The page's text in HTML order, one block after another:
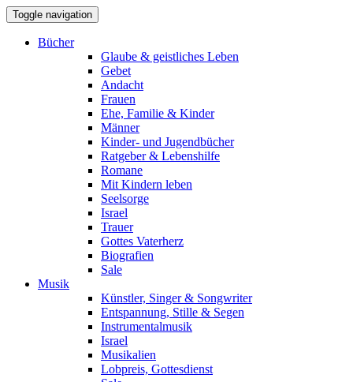
Toggle navigation
Bücher
Glaube & geistliches Leben
Gebet
Andacht
Frauen
Ehe, Familie & Kinder
Männer
Kinder- und Jugendbücher
Ratgeber & Lebenshilfe
Romane
Mit Kindern leben
Seelsorge
Israel
Trauer
Gottes Vaterherz
Biografien
Sale
Musik
Künstler, Singer & Songwriter
Entspannung, Stille & Segen
Instrumentalmusik
Israel
Musikalien
Lobpreis, Gottesdienst